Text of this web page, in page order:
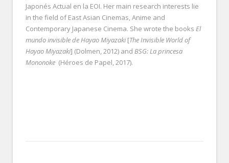
Japonés Actual en la EOI. Her main research interests lie
in the field of East Asian Cinemas, Anime and
Contemporary Japanese Cinema. She wrote the books El
mundo invisible de Hayao Miyazaki[TheInvisible World of
Hayao Miyazaki] (Dolmen, 2012) and BSG: La princesa
Mononoke (Héroes de Papel, 2017).